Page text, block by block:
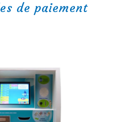
de paiement